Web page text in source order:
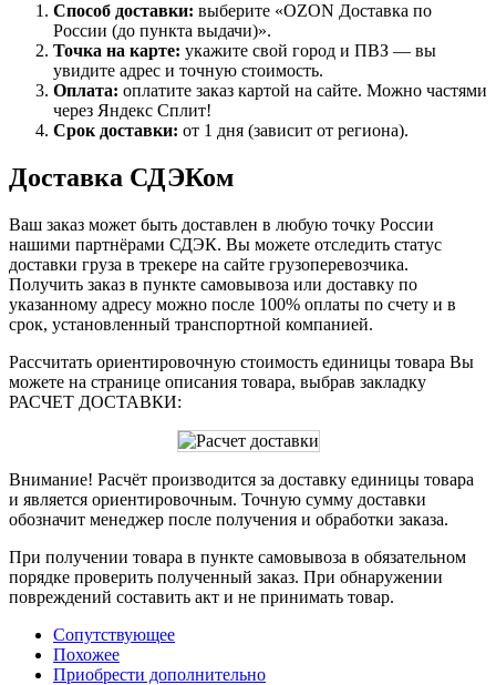
Способ доставки: выберите «OZON Доставка по
России (до пункта выдачи)».
Точка на карте: укажите свой город и ПВЗ — вы
увидите адрес и точную стоимость.
Оплата: оплатите заказ картой на сайте. Можно частями
через Яндекс Сплит!
Срок доставки: от 1 дня (зависит от региона).
Доставка СДЭКом
Ваш заказ может быть доставлен в любую точку России
нашими партнёрами СДЭК. Вы можете отследить статус
доставки груза в трекере на сайте грузоперевозчика.
Получить заказ в пункте самовывоза или доставку по
указанному адресу можно после 100% оплаты по счету и в
срок, установленный транспортной компанией.
Рассчитать ориентировочную стоимость единицы товара Вы
можете на странице описания товара, выбрав закладку
РАСЧЕТ ДОСТАВКИ:
Внимание! Расчёт производится за доставку единицы товара
и является ориентировочным. Точную сумму доставки
обозначит менеджер после получения и обработки заказа.
При получении товара в пункте самовывоза в обязательном
порядке проверить полученный заказ. При обнаружении
повреждений составить акт и не принимать товар.
Сопутствующее
Похожее
Приобрести дополнительно